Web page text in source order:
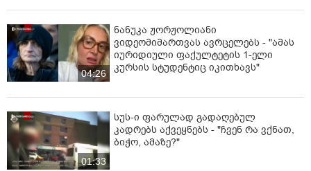
04:26
ნანუკა ჟორჟოლიანი
ვიდეომიმართვას ავრცელებს - "ამას
იურიდიული ფაქულტეტის 1-ელი
კურსის სტუდენტიც იკითხავს"
01:33
სუს-ი ფარულად გადაღებულ
კადრებს აქვეყნებს - "ჩვენ რა ვქნათ,
ბიჭო, ამაზე?"